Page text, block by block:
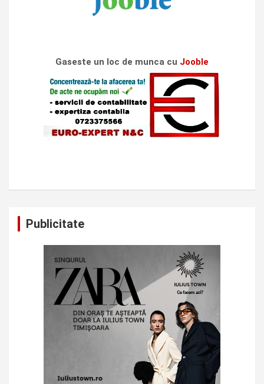
Gaseste un loc de munca cu Jooble
Publicitate